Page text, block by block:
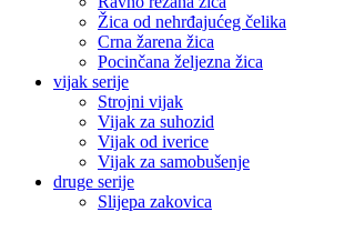
Žica od nehrđajućeg čelika
Crna žarena žica
Pocinčana željezna žica
vijak serije
Strojni vijak
Vijak za suhozid
Vijak od iverice
Vijak za samobušenje
druge serije
Slijepa zakovica